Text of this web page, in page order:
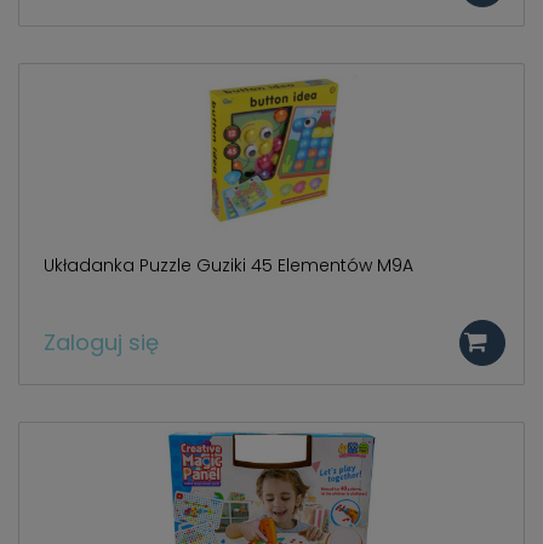
Układanka Puzzle Guziki 45 Elementów M9A
Zaloguj się